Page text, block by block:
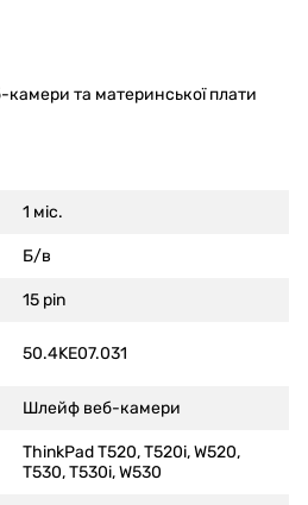
та материнської плати
1 міс.
Б/в
15 pin
50.4KE07.031
Шлейф веб-камери
ThinkPad T520, T520i, W520,
T530, T530i, W530